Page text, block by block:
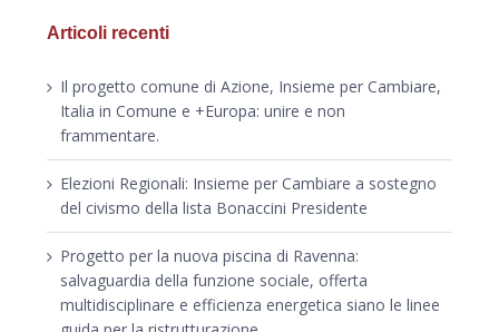
Articoli recenti
Il progetto comune di Azione, Insieme per Cambiare,
Italia in Comune e +Europa: unire e non
frammentare.
Elezioni Regionali: Insieme per Cambiare a sostegno
del civismo della lista Bonaccini Presidente
Progetto per la nuova piscina di Ravenna:
salvaguardia della funzione sociale, offerta
multidisciplinare e efficienza energetica siano le linee